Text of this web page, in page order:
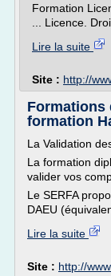
Formation
... Licence.
Lire la suite
Site : http://
Formations
formation
La Validation
La formation
valider vos
Le SERFA
DAEU
Lire la suite
Site : http://